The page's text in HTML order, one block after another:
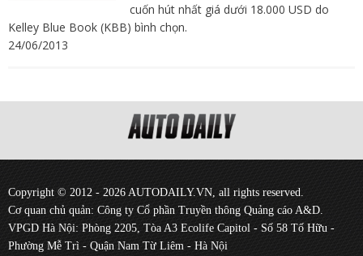
cuốn hút nhất giá dưới 18.000 USD do
Kelley Blue Book (KBB) bình chọn.
24/06/2013
Copyright © 2012 - 2026 AUTODAILY.VN, all rights reserved.
Cơ quan chủ quản: Công ty Cổ phần Truyền thông Quảng cáo A&D.
VPGD Hà Nội: Phòng 2205, Tòa A3 Ecolife Capitol - Số 58 Tố Hữu -
Phường Mễ Trì - Quận Nam Từ Liêm - Hà Nội